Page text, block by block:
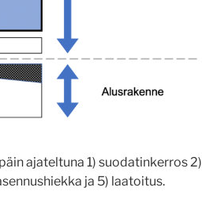
ajateltuna 1) suodatinkerros 2)
ja 5) laatoitus.